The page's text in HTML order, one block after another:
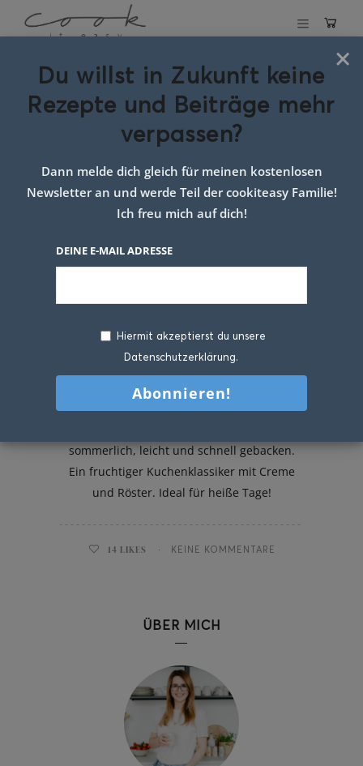
Schlagwort:Tarte
mit Marillen
Marillenkuchen mit Joghurtcreme
sommerlich, leicht und schnell gebacken.
Ein fruchtiger Kuchenklassiker mit Creme
und Röster. Ideal für heiße Tage!
14 LIKES KEINE KOMMENTARE
ÜBER MICH
×
Du willst in Zukunft keine
Rezepte und Beiträge mehr
verpassen?
Dann melde dich gleich für meinen kostenlosen
Newsletter an und werde Teil der cookiteasy Familie!
Ich freu mich auf dich!
DEINE E-MAIL ADRESSE
Hiermit akzeptierst du unsere
Datenschutzerklärung.